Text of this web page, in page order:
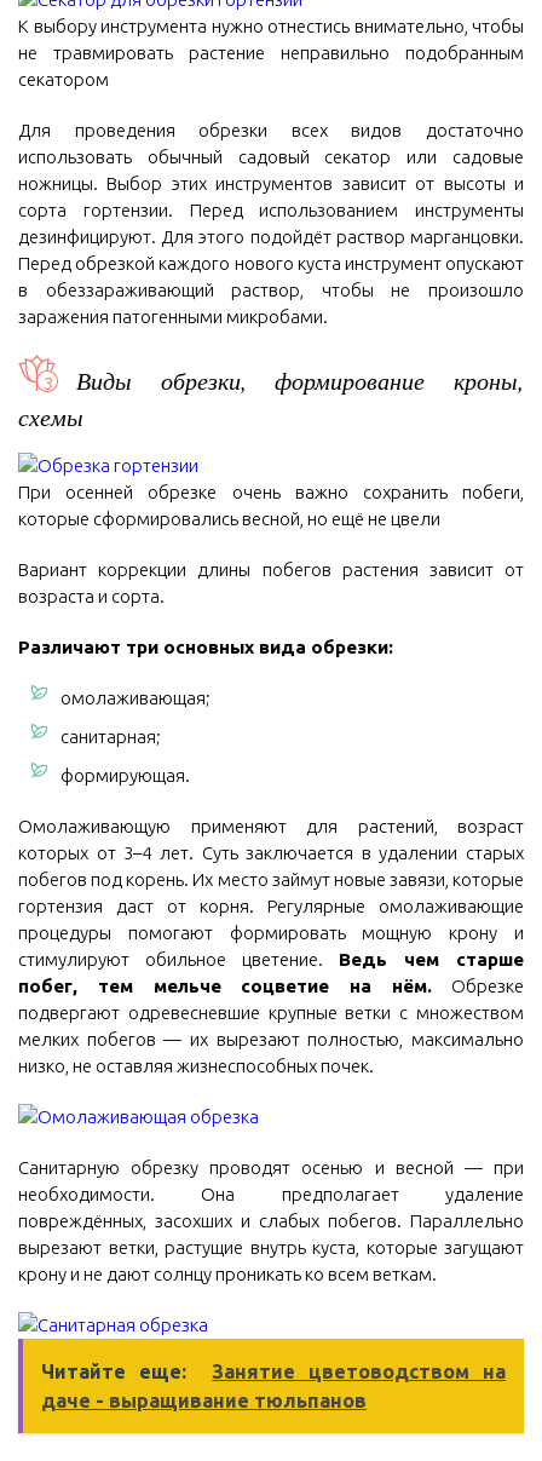
К выбору инструмента нужно отнестись внимательно, чтобы
не травмировать растение неправильно подобранным
секатором
Для проведения обрезки всех видов достаточно
использовать обычный садовый секатор или садовые
ножницы. Выбор этих инструментов зависит от высоты и
сорта гортензии. Перед использованием инструменты
дезинфицируют. Для этого подойдёт раствор марганцовки.
Перед обрезкой каждого нового куста инструмент опускают
в обеззараживающий раствор, чтобы не произошло
заражения патогенными микробами.
Виды обрезки, формирование кроны,
схемы
При осенней обрезке очень важно сохранить побеги,
которые сформировались весной, но ещё не цвели
Вариант коррекции длины побегов растения зависит от
возраста и сорта.
Различают три основных вида обрезки:
омолаживающая;
санитарная;
формирующая.
Омолаживающую применяют для растений, возраст
которых от 3–4 лет. Суть заключается в удалении старых
побегов под корень. Их место займут новые завязи, которые
гортензия даст от корня. Регулярные омолаживающие
процедуры помогают формировать мощную крону и
стимулируют обильное цветение. Ведь чем старше
побег, тем мельче соцветие на нём. Обрезке
подвергают одревесневшие крупные ветки с множеством
мелких побегов — их вырезают полностью, максимально
низко, не оставляя жизнеспособных почек.
Санитарную обрезку проводят осенью и весной — при
необходимости. Она предполагает удаление
повреждённых, засохших и слабых побегов. Параллельно
вырезают ветки, растущие внутрь куста, которые загущают
крону и не дают солнцу проникать ко всем веткам.
Читайте еще:
Занятие цветоводством на
даче - выращивание тюльпанов